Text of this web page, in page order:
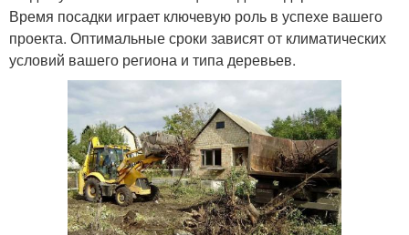
Время посадки играет ключевую роль в успехе вашего
проекта. Оптимальные сроки зависят от климатических
условий вашего региона и типа деревьев.